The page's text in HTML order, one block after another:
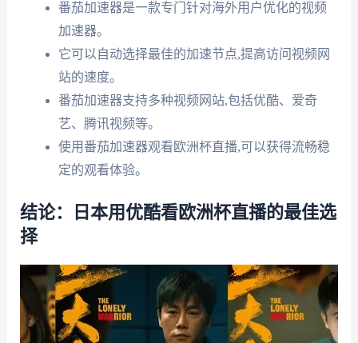
番茄加速器是一款专门针对海外用户优化的视频
加速器。
它可以自动选择最佳的加速节点,提高访问视频网
站的速度。
番茄加速器支持多种视频网站,包括优酷、爱奇
艺、腾讯视频等。
使用番茄加速器观看欧洲杯直播,可以获得流畅稳
定的观看体验。
结论：日本用优酷看欧洲杯直播的最佳选
择